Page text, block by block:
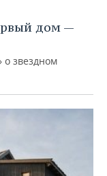
дом —
звездном